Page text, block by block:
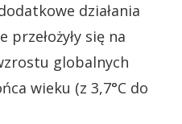
działania
przełożyły się na
globalnych
wieku (z 3,7°C do